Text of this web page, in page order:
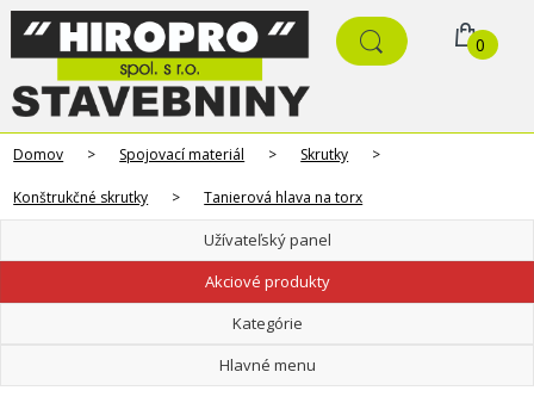
0
Domov > Spojovací materiál > Skrutky >
Konštrukčné skrutky > Tanierová hlava na torx
Užívateľský panel
Akciové produkty
Kategórie
Hlavné menu